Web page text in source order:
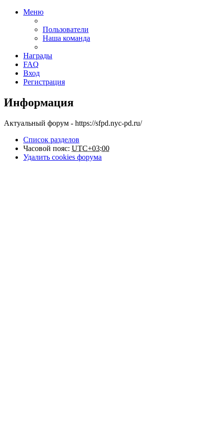
Меню
Пользователи
Наша команда
Награды
FAQ
Вход
Регистрация
Информация
Актуальный форум - https://sfpd.nyc-pd.ru/
Список разделов
Часовой пояс: UTC+03:00
Удалить cookies форума